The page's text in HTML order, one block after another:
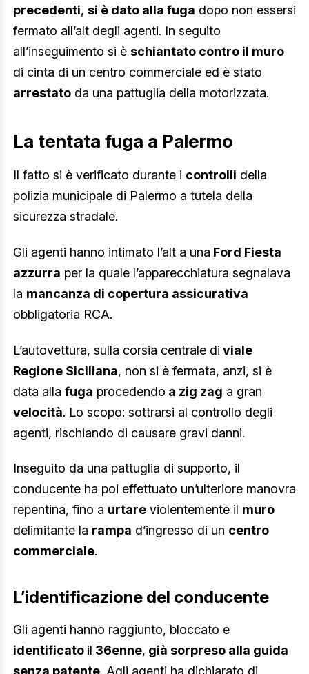
precedenti, si è dato alla fuga dopo non essersi
fermato all’alt degli agenti. In seguito
all’inseguimento si è schiantato contro il muro
di cinta di un centro commerciale ed è stato
arrestato da una pattuglia della motorizzata.
La tentata fuga a Palermo
Il fatto si è verificato durante i controlli della
polizia municipale di Palermo a tutela della
sicurezza stradale.
Gli agenti hanno intimato l’alt a una Ford Fiesta
azzurra per la quale l’apparecchiatura segnalava
la mancanza di copertura assicurativa
obbligatoria RCA.
L’autovettura, sulla corsia centrale di viale
Regione Siciliana, non si è fermata, anzi, si è
data alla fuga procedendo a zig zag a gran
velocità. Lo scopo: sottrarsi al controllo degli
agenti, rischiando di causare gravi danni.
Inseguito da una pattuglia di supporto, il
conducente ha poi effettuato un’ulteriore manovra
repentina, fino a urtare violentemente il muro
delimitante la rampa d’ingresso di un centro
commerciale.
L’identificazione del conducente
Gli agenti hanno raggiunto, bloccato e
identificato il 36enne, già sorpreso alla guida
senza patente . Agli agenti ha dichiarato di